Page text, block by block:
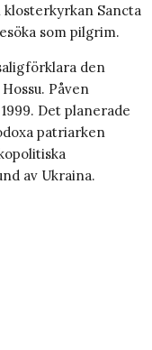
Sancta
som pilgrim.
den
Påven
Det planerade
patriarken
av Ukraina.